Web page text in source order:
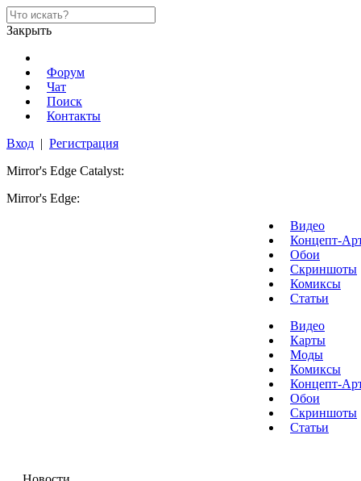
Закрыть
Форум
Чат
Поиск
Контакты
Вход | Регистрация
Mirror's Edge Catalyst:
Mirror's Edge:
Видео
Концепт-
Обои
Скриншоты
Комиксы
Статьи
Видео
Карты
Моды
Комиксы
Концепт-
Обои
Скриншоты
Статьи